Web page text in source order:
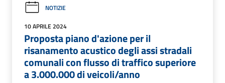
NOTIZIE
10 APRILE 2024
Proposta piano d'azione per il
risanamento acustico degli assi stradali
comunali con flusso di traffico superiore
a 3.000.000 di veicoli/anno